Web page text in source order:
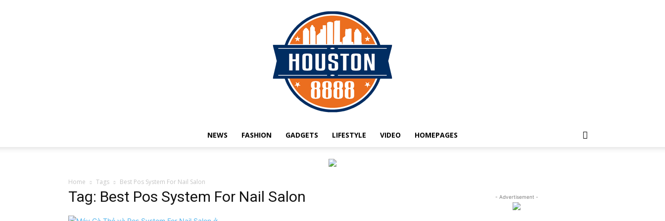
NEWS FASHION GADGETS LIFESTYLE VIDEO HOMEPAGES
Home Tags Best Pos System For Nail Salon
Tag: Best Pos System For Nail Salon - Advertisement -